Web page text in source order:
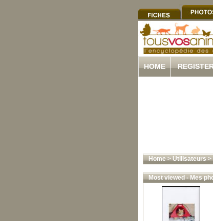
HOME
Home>Utilisateurs>
Most viewed - Mes